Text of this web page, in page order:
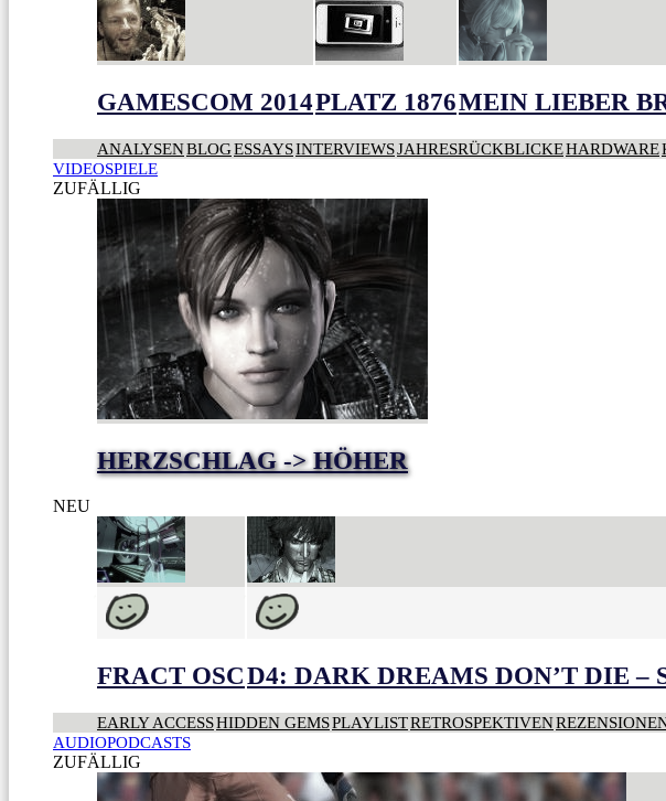
GAMESCOM 2014PLATZ 1876MEIN LIEBER
ANALYSENBLOGESSAYSINTERVIEWSJAHRESRÜCKBLICKEHARDWARE
VIDEOSPIELE
ZUFÄLLIG
HERZSCHLAG -> HÖHER
NEU
FRACT OSCD4: DARK DREAMS DON’T DIE –
EARLY ACCESSHIDDEN GEMSPLAYLISTRETROSPEKTIVEN
AUDIOPODCASTS
ZUFÄLLIG